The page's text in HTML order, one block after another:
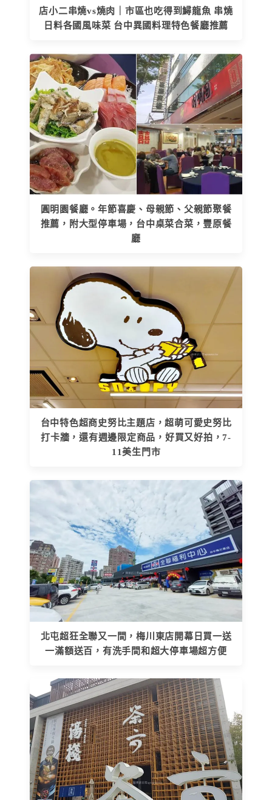
店小二串燒vs燒肉｜市區也吃得到鱘龍魚 串燒
日料各國風味菜 台中異國料理特色餐廳推薦
圓明園餐廳。年節喜慶、母親節、父親節聚餐
推薦，附大型停車場，台中桌菜合菜，豐原餐
廳
台中特色超商史努比主題店，超萌可愛史努比
打卡牆，還有週邊限定商品，好買又好拍，7-
11美生門市
北屯超狂全聯又一間，梅川東店開幕日買一送
一滿額送百，有洗手間和超大停車場超方便